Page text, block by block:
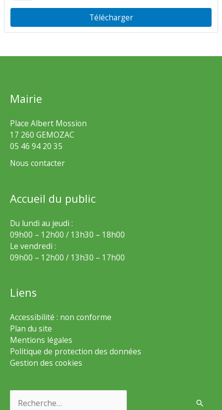
Télécharger
Mairie
Place Albert Mossion
17 260 GEMOZAC
05 46 94 20 35
Nous contacter
Accueil du public
Du lundi au jeudi :
09h00 – 12h00 / 13h30 – 18h00
Le vendredi :
09h00 – 12h00 / 13h30 – 17h00
Liens
Accessibilité : non conforme
Plan du site
Mentions légales
Politique de protection des données
Gestion des cookies